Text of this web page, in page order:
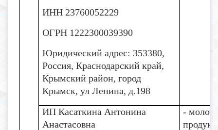
ИНН 23760052229
ОГРН 1222300039390
Юридический адрес: 353380,
Россия, Краснодарский край,
Крымский район, город
Крымск, ул Ленина, д.198
ИП Касаткина Антонина
Анастасовна
-